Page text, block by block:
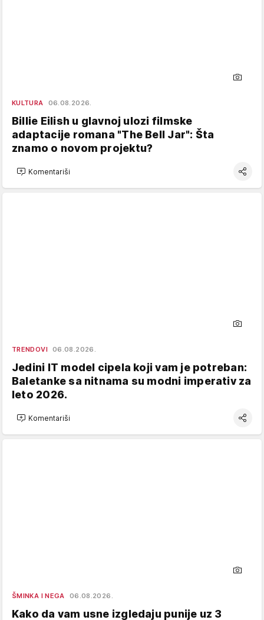
KULTURA 06.08.2026.
Billie Eilish u glavnoj ulozi filmske
adaptacije romana "The Bell Jar": Šta
znamo o novom projektu?
Komentariši
TRENDOVI 06.08.2026.
Jedini IT model cipela koji vam je potreban:
Baletanke sa nitnama su modni imperativ za
leto 2026.
Komentariši
ŠMINKA I NEGA 06.08.2026.
Kako da vam usne izgledaju punije uz 3